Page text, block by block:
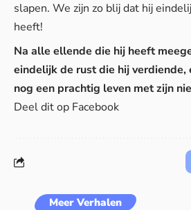
slapen. We zijn zo blij dat hij
heeft!
Na alle ellende die hij heeft
eindelijk de rust die hij verdiende,
nog een prachtig leven met zijn
Deel dit op Facebook
Meer Verhalen